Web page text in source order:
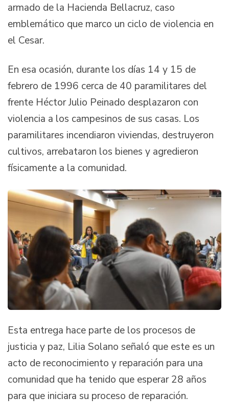
armado de la Hacienda Bellacruz, caso
emblemático que marco un ciclo de violencia en
el Cesar.
En esa ocasión, durante los días 14 y 15 de
febrero de 1996 cerca de 40 paramilitares del
frente Héctor Julio Peinado desplazaron con
violencia a los campesinos de sus casas. Los
paramilitares incendiaron viviendas, destruyeron
cultivos, arrebataron los bienes y agredieron
físicamente a la comunidad.
Esta entrega hace parte de los procesos de
justicia y paz, Lilia Solano señaló que este es un
acto de reconocimiento y reparación para una
comunidad que ha tenido que esperar 28 años
para que iniciara su proceso de reparación.